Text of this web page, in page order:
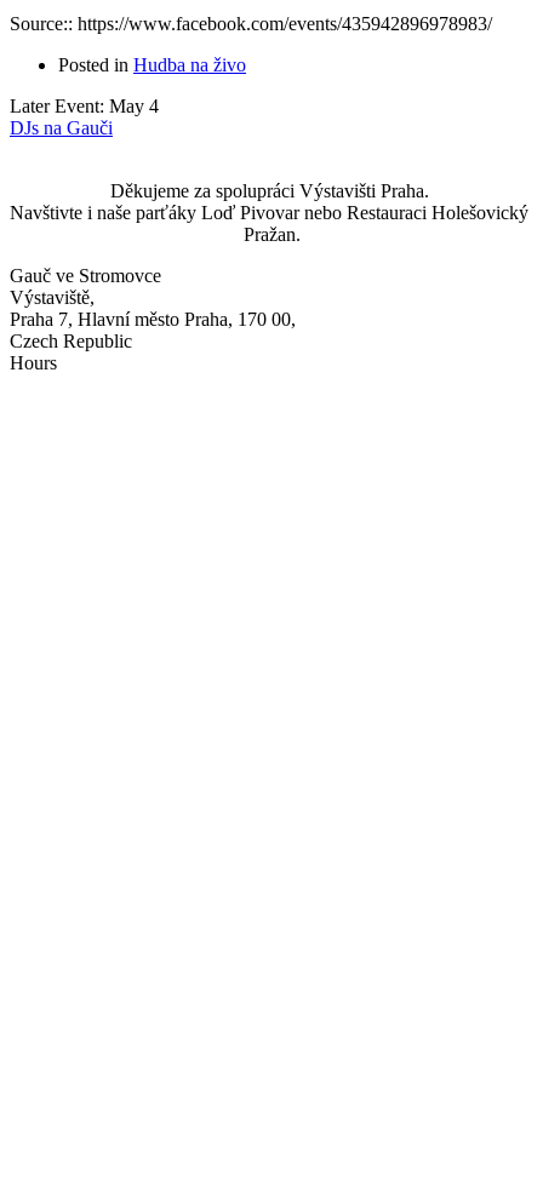
Source:: https://www.facebook.com/events/435942896978983/
Posted in Hudba na živo
Later Event: May 4
DJs na Gauči
Děkujeme za spolupráci Výstavišti Praha.
Navštivte i naše parťáky Loď Pivovar nebo Restauraci Holešovický
Pražan.
Gauč ve Stromovce
Výstaviště,
Praha 7, Hlavní město Praha, 170 00,
Czech Republic
Hours